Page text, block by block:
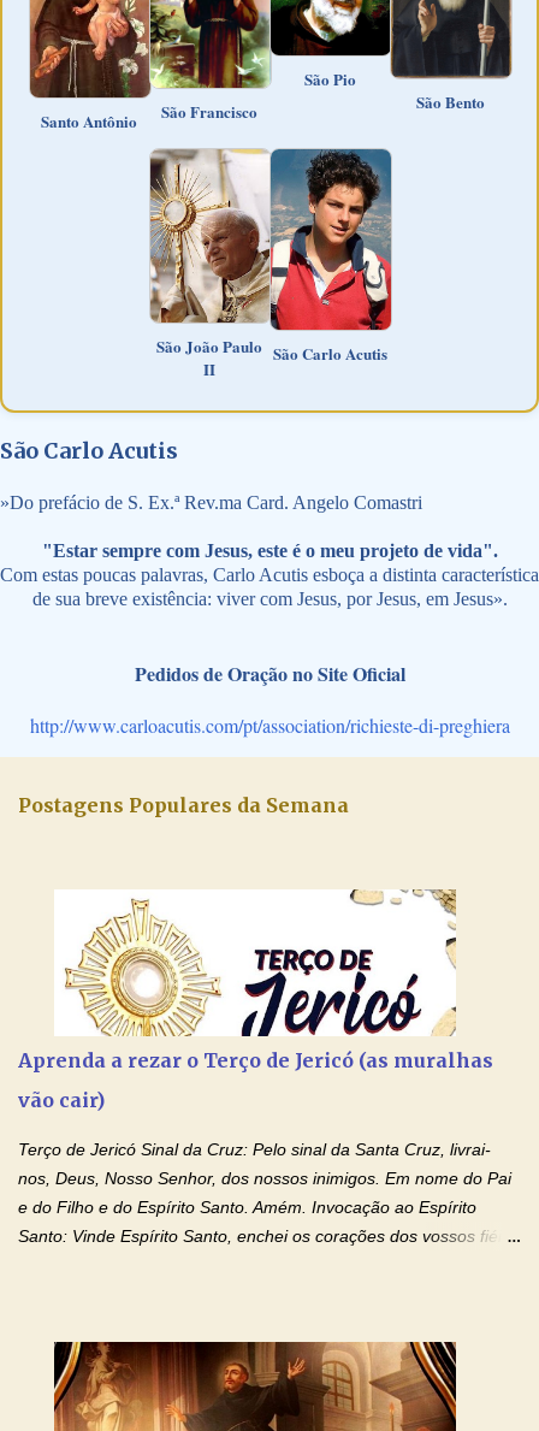
Santo Antônio São Francisco
São Pio
São Bento
São João Paulo
II
São Carlo Acutis
São Carlo Acutis
»Do prefácio de S. Ex.ª Rev.ma Card. Angelo Comastri
"Estar sempre com Jesus, este é o meu projeto de vida".
Com estas poucas palavras, Carlo Acutis esboça a distinta característica
de sua breve existência: viver com Jesus, por Jesus, em Jesus».
Pedidos de Oração no Site Oficial
http://www.carloacutis.com/pt/association/richieste-di-preghiera
Postagens Populares da Semana
Aprenda a rezar o Terço de Jericó (as muralhas
vão cair)
Terço de Jericó Sinal da Cruz: Pelo sinal da Santa Cruz, livrai-
nos, Deus, Nosso Senhor, dos nossos inimigos. Em nome do Pai
e do Filho e do Espírito Santo. Amém. Invocação ao Espírito
Santo: Vinde Espírito Santo, enchei os corações dos vossos fiéis
Santo, fazei que apreciemos retamente todas as coisas segundo
o mesmo Espírito e gozemos sempre da sua consolação. Por
Cristo, Senhor Nosso. Amém. Creio: Creio em Deus Pai Todo-